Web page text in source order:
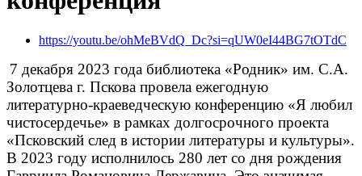
https://youtu.be/ohMeBVdQ_Dc?si=qUW0eI44BG7tOTdC
7 декабря 2023 года библиотека «Родник» им. С.А.
Золотцева г. Пскова провела ежегодную
литературно-краеведческую конференцию «Я любил
чистосердечье» в рамках долгосрочного проекта
«Псковский след в истории литературы и культуры».
В 2023 году исполнилось 280 лет со дня рождения